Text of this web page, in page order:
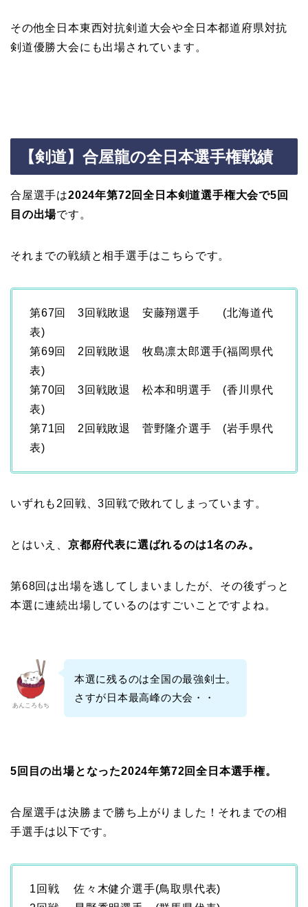
その他全日本東西対抗剣道大会や全日本都道府県対抗
剣道優勝大会にも出場されています。
【剣道】合屋龍の全日本選手権戦績
合屋選手は2024年第72回全日本剣道選手権大会で5回
目の出場です。
それまでの戦績と相手選手はこちらです。
第67回 3回戦敗退 安藤翔選手 (北海道代
表)
第69回 2回戦敗退 牧島凛太郎選手(福岡県代
表)
第70回 3回戦敗退 松本和明選手 (香川県代
表)
第71回 2回戦敗退 菅野隆介選手 (岩手県代
表)
いずれも2回戦、3回戦で敗れてしまっています。
とはいえ、 京都府代表に選ばれるのは1名のみ。
第68回は出場を逃してしまいましたが、その後ずっと
本選に連続出場しているのはすごいことですよね。
あんころもち
本選に残るのは全国の最強剣士。
さすが日本最高峰の大会・・
5回目の出場となった2024年第72回全日本選手権。
合屋選手は決勝まで勝ち上がりました！それまでの相
手選手は以下です。
1回戦 佐々木健介選手(鳥取県代表)